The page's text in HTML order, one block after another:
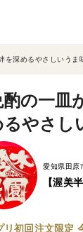
深めるやさしいうま
酌の一皿
やさし
愛知県田原
【渥美
リ初回注文限定